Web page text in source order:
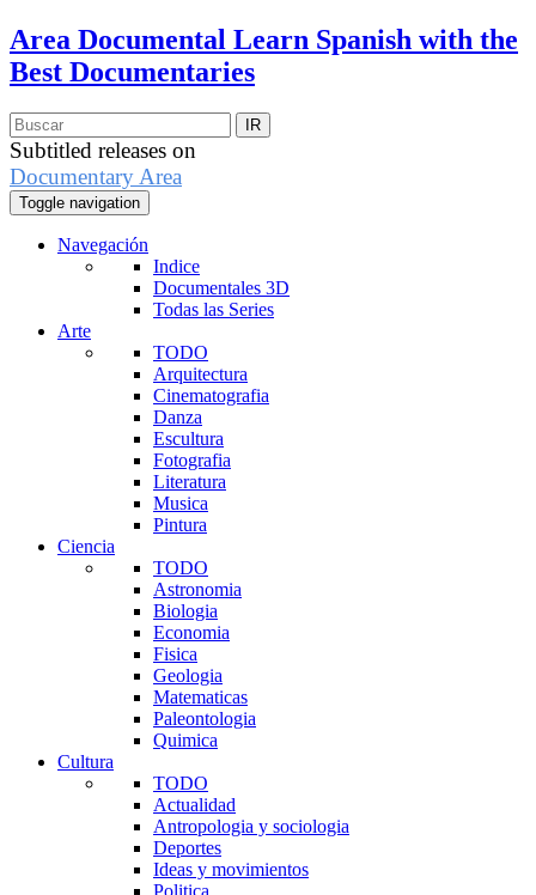
Area Documental Learn Spanish with the
Best Documentaries
Subtitled releases on
Documentary Area
Toggle navigation
Navegación
Indice
Documentales 3D
Todas las Series
Arte
TODO
Arquitectura
Cinematografia
Danza
Escultura
Fotografia
Literatura
Musica
Pintura
Ciencia
TODO
Astronomia
Biologia
Economia
Fisica
Geologia
Matematicas
Paleontologia
Quimica
Cultura
TODO
Actualidad
Antropologia y sociologia
Deportes
Ideas y movimientos
Politica